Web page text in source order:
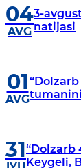
04
AVG
3-
natijasi
01
AVG
31“Dolzarb
Keygeli,